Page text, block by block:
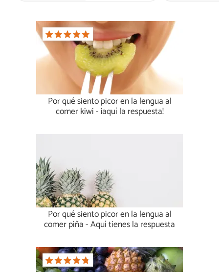
Por qué siento picor en la lengua al
comer kiwi - ¡aquí la respuesta!
Por qué siento picor en la lengua al
comer piña - Aquí tienes la respuesta